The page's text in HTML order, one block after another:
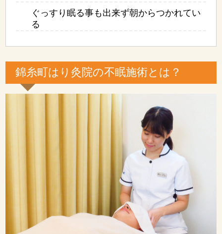
ぐっすり眠る事も出来ず朝からつかれてい
る
錦糸町はり灸院の不眠施術とは？